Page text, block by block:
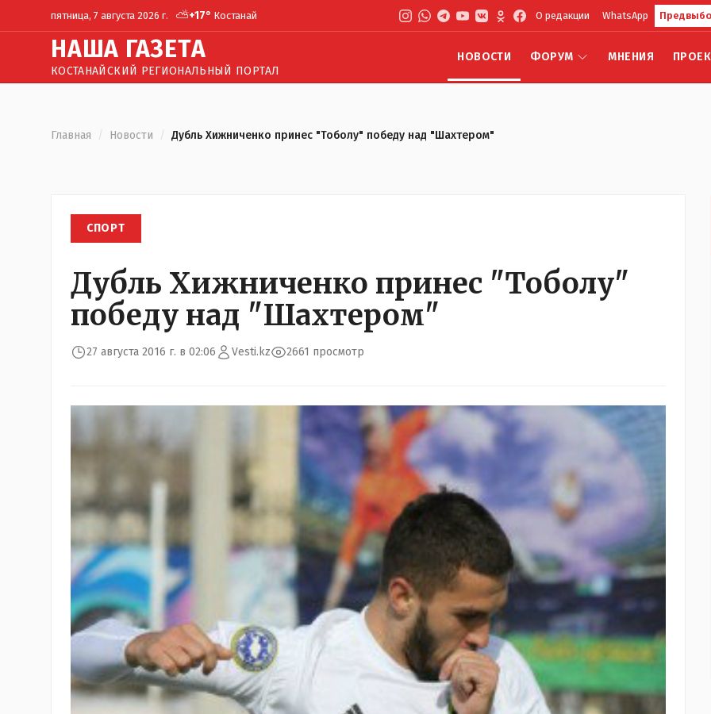
пятница, 7 августа 2026 г. ⛅+17° Костанай О редакции WhatsApp
НАША ГАЗЕТА
КОСТАНАЙСКИЙ РЕГИОНАЛЬНЫЙ ПОРТАЛ
НОВОСТИ ФОРУМ МНЕНИЯ
Главная / Новости / Дубль Хижниченко принес "Тоболу" победу над "Шахтером"
СПОРТ
Дубль Хижниченко принес "Тоболу"
победу над "Шахтером"
27 августа 2016 г. в 02:06 Vesti.kz 2661 просмотр